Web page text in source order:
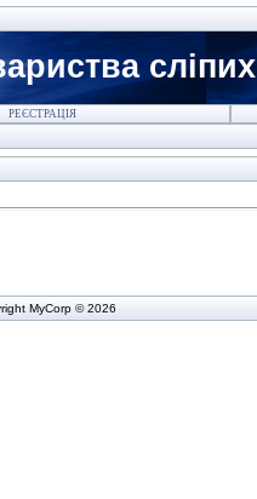
сліпих
РЕЄСТРАЦІЯ
MyCorp © 2026